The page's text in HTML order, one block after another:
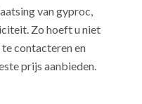
van gyproc,
Zo hoeft u niet
contacteren en
prijs aanbieden.